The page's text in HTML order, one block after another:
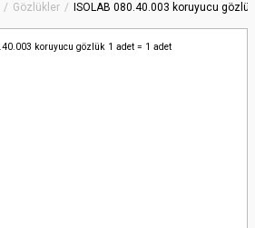
Gözlükler ISOLAB 080.40.003 koruyucu